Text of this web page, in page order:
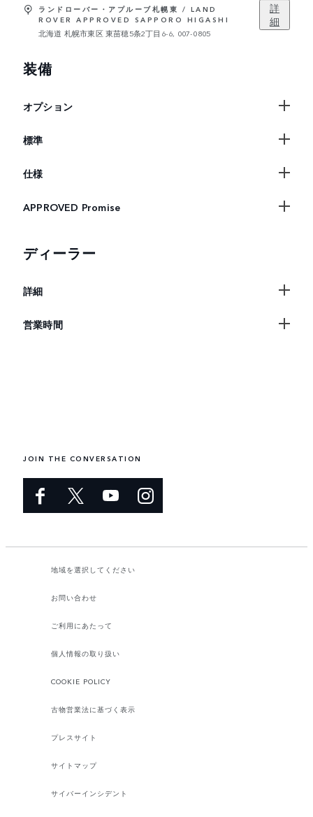
ランドローバー・アプルーブ札幌東 / LAND
ROVER APPROVED SAPPORO HIGASHI
北海道 札幌市東区 東苗穂5条2丁目6-6, 007-0805
詳
細
装備
オプション
標準
仕様
APPROVED Promise
ディーラー
詳細
営業時間
JOIN THE CONVERSATION
地域を選択してください​
お問い合わせ
ご利用にあたって
個人情報の取り扱い
COOKIE POLICY
古物営業法に基づく表示
プレスサイト
サイトマップ
サイバーインシデント